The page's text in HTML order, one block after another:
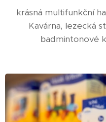
krásná multifunkční
Kavárna, lezecká
badmintonové